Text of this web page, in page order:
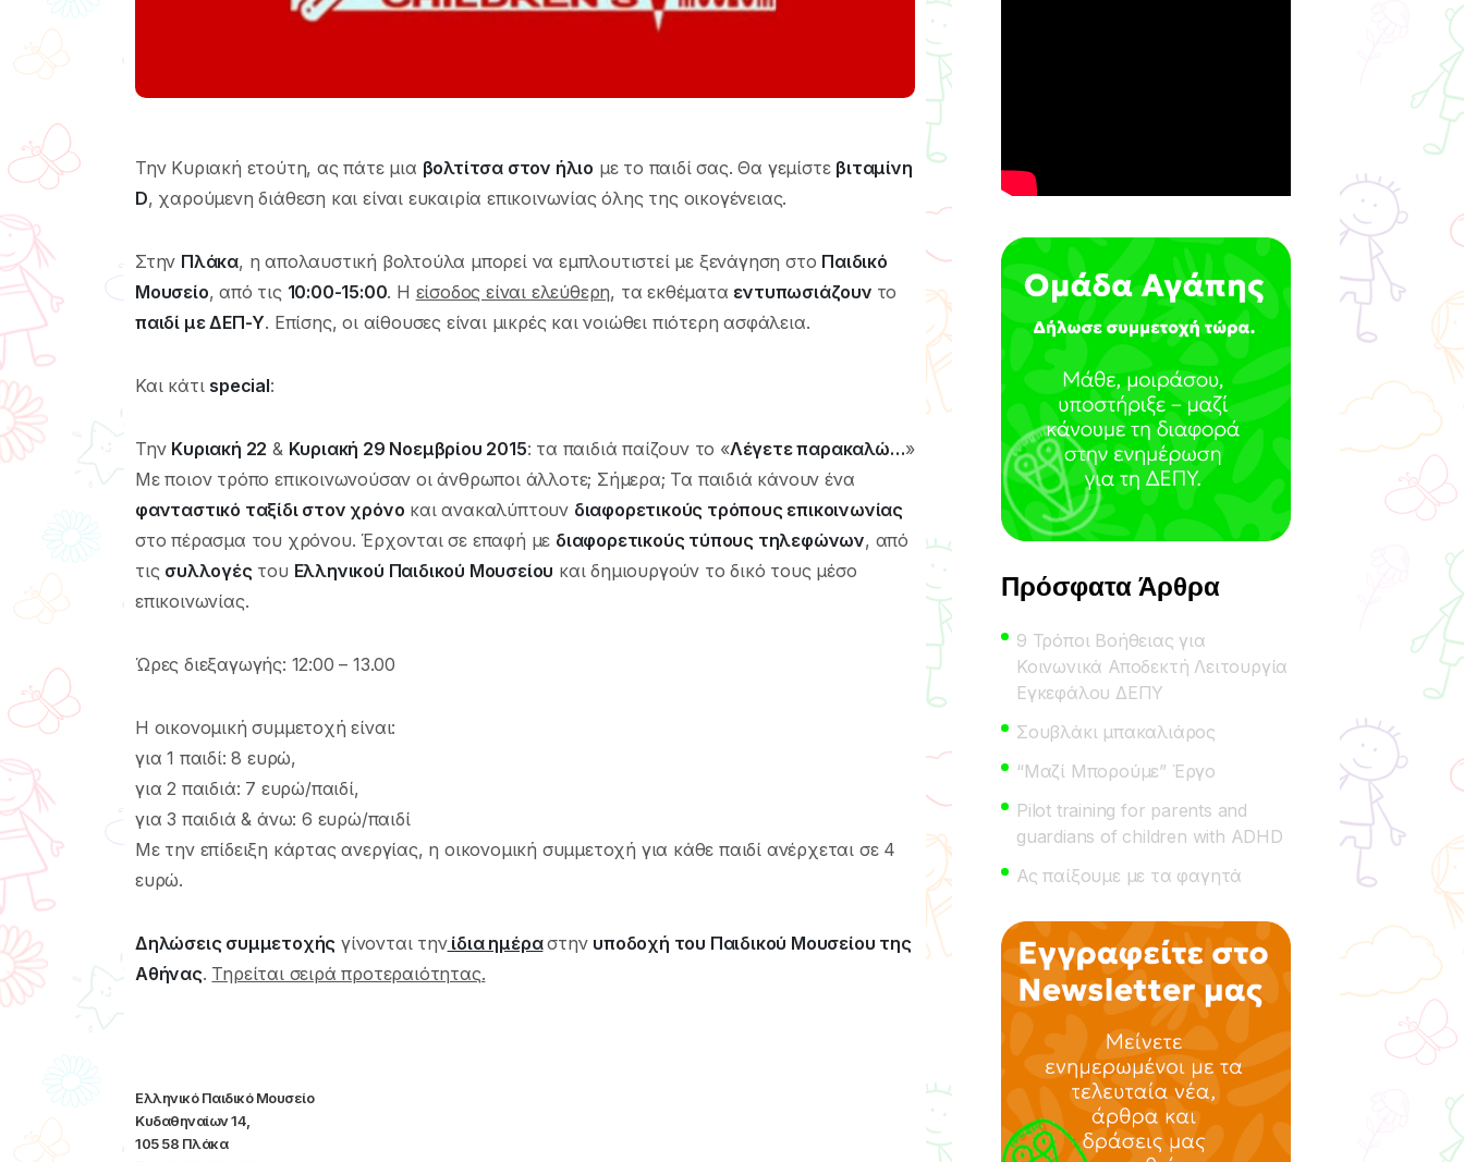
Την Κυριακή ετούτη, ας πάτε μια βολτίτσα στον ήλιο με το παιδί σας. Θα γεμίστε βιταμίνη
D, χαρούμενη διάθεση και είναι ευκαιρία επικοινωνίας όλης της οικογένειας.
Στην Πλάκα, η απολαυστική βολτούλα μπορεί να εμπλουτιστεί με ξενάγηση στο Παιδικό
Μουσείο, από τις 10:00-15:00. Η είσοδος είναι ελεύθερη, τα εκθέματα εντυπωσιάζουν το
παιδί με ΔΕΠ-Υ. Επίσης, οι αίθουσες είναι μικρές και νοιώθει πιότερη ασφάλεια.
Και κάτι special:
Την Κυριακή 22 & Κυριακή 29 Νοεμβρίου 2015: τα παιδιά παίζουν το «Λέγετε παρακαλώ…»
Με ποιον τρόπο επικοινωνούσαν οι άνθρωποι άλλοτε; Σήμερα; Τα παιδιά κάνουν ένα
φανταστικό ταξίδι στον χρόνο και ανακαλύπτουν διαφορετικούς τρόπους επικοινωνίας
στο πέρασμα του χρόνου. Έρχονται σε επαφή με διαφορετικούς τύπους τηλεφώνων, από
τις συλλογέςτου Ελληνικού Παιδικού Μουσείου και δημιουργούν το δικό τους μέσο
επικοινωνίας.
Ώρες διεξαγωγής: 12:00 – 13.00
H οικονομική συμμετοχή είναι:
για 1 παιδί: 8 ευρώ,
για 2 παιδιά: 7 ευρώ/παιδί,
για 3 παιδιά & άνω: 6 ευρώ/παιδί
Με την επίδειξη κάρτας ανεργίας, η οικονομική συμμετοχή για κάθε παιδί ανέρχεται σε 4
ευρώ.
Δηλώσεις συμμετοχής γίνονται τηνίδια ημέραστην υποδοχή του Παιδικού Μουσείου της
Αθήνας. Τηρείται σειρά προτεραιότητας.
Ελληνικό Παιδικό Μουσείο
Κυδαθηναίων 14,
105 58 Πλάκα
Πρόσφατα Άρθρα
9 Τρόποι Βοήθειας για
Κοινωνικά Αποδεκτή Λειτουργία
Εγκεφάλου ΔΕΠΥ
Σουβλάκι μπακαλιάρος
“Μαζί Μπορούμε” Έργο
Pilot training for parents and
guardians of children with ADHD
Ας παίξουμε με τα φαγητά